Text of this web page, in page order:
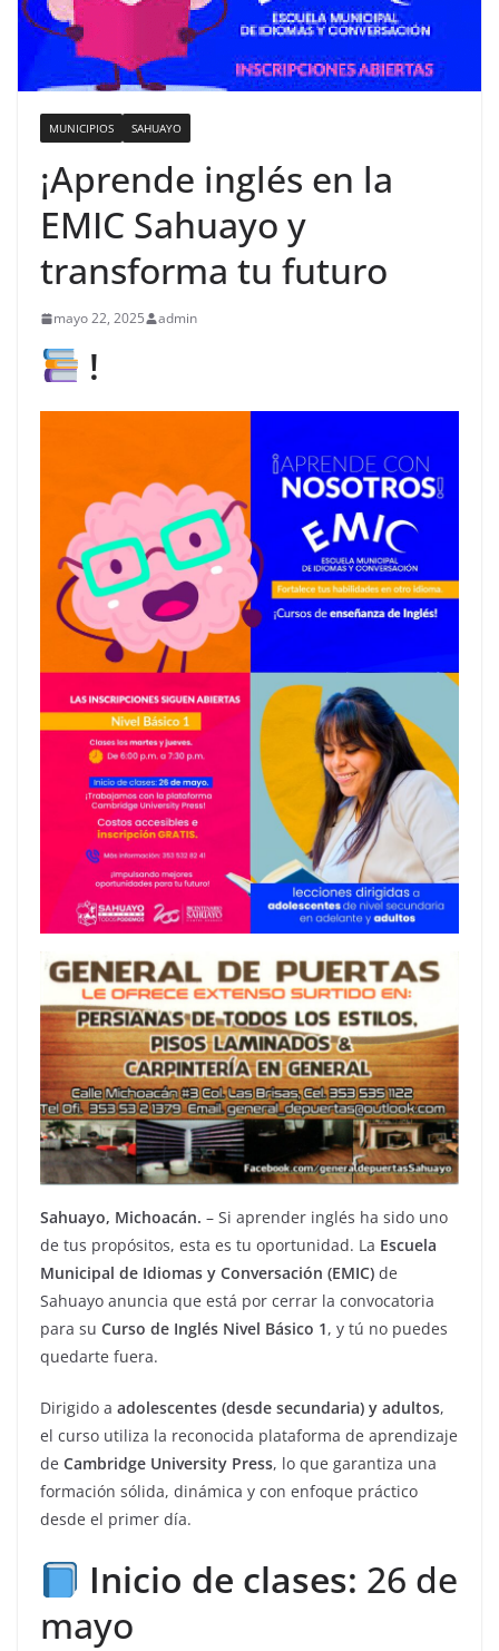
MUNICIPIOS SAHUAYO
¡Aprende inglés en la
EMIC Sahuayo y
transforma tu futuro
mayo 22, 2025 admin
!
Sahuayo, Michoacán. – Si aprender inglés ha sido uno
de tus propósitos, esta es tu oportunidad. La Escuela
Municipal de Idiomas y Conversación (EMIC) de
Sahuayo anuncia que está por cerrar la convocatoria
para su Curso de Inglés Nivel Básico 1, y tú no puedes
quedarte fuera.
Dirigido a adolescentes (desde secundaria) y adultos,
el curso utiliza la reconocida plataforma de aprendizaje
de Cambridge University Press, lo que garantiza una
formación sólida, dinámica y con enfoque práctico
desde el primer día.
Inicio de clases: 26 de
mayo